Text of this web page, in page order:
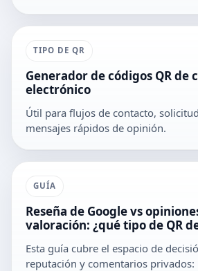
TIPO DE QR
Generador de códigos QR de
electrónico
Útil para flujos de contacto,
mensajes rápidos de opinión.
GUÍA
Reseña de Google vs
valoración: ¿qué tipo de QR
Esta guía cubre el espacio de
reputación y comentarios privados: